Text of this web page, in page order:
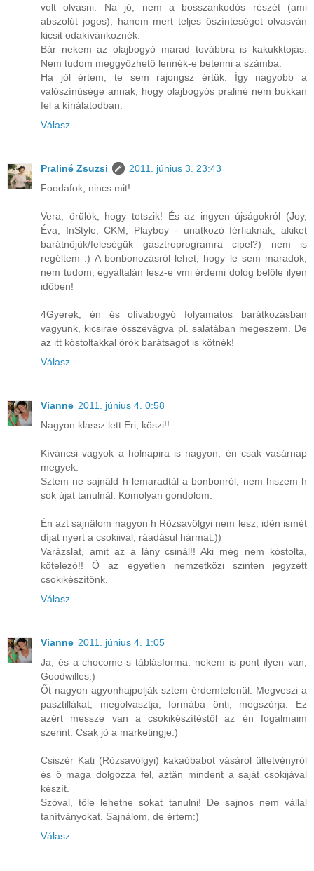
volt olvasni. Na jó, nem a bosszankodós részét (ami
abszolút jogos), hanem mert teljes őszínteséget olvasván
kicsit odakívánkoznék.
Bár nekem az olajbogyó marad továbbra is kakukktojás.
Nem tudom meggyőzhető lennék-e betenni a számba.
Ha jól értem, te sem rajongsz értük. Így nagyobb a
valószínűsége annak, hogy olajbogyós praliné nem bukkan
fel a kínálatodban.
Válasz
Praliné Zsuzsi
2011. június 3. 23:43
Foodafok, nincs mit!
Vera, örülök, hogy tetszik! És az ingyen újságokról (Joy,
Éva, InStyle, CKM, Playboy - unatkozó férfiaknak, akiket
barátnőjük/feleségük gasztroprogramra cipel?) nem is
regéltem :) A bonbonozásról lehet, hogy le sem maradok,
nem tudom, egyáltalán lesz-e vmi érdemi dolog belőle ilyen
időben!
4Gyerek, én és olívabogyó folyamatos barátkozásban
vagyunk, kicsirae összevágva pl. salátában megeszem. De
az itt kóstoltakkal örök barátságot is kötnék!
Válasz
Vianne 2011. június 4. 0:58
Nagyon klassz lett Eri, köszi!!
Kíváncsi vagyok a holnapira is nagyon, én csak vasárnap
megyek.
Sztem ne sajnâld h lemaradtàl a bonbonròl, nem hiszem h
sok újat tanulnàl. Komolyan gondolom.
Èn azt sajnâlom nagyon h Ròzsavölgyi nem lesz, idèn ismèt
díjat nyert a csokiival, ráadásul hàrmat:))
Varàzslat, amit az a làny csinàl!! Aki mèg nem kòstolta,
kötelező!! Ő az egyetlen nemzetközi szinten jegyzett
csokikészítőnk.
Válasz
Vianne 2011. június 4. 1:05
Ja, és a chocome-s tàblásforma: nekem is pont ilyen van,
Goodwilles:)
Őt nagyon agyonhajpoljàk sztem érdemtelenül. Megveszi a
pasztillàkat, megolvasztja, formàba önti, megszòrja. Ez
azért messze van a csokikészítèstől az èn fogalmaim
szerint. Csak jò a marketingje:)
Csiszèr Kati (Ròzsavölgyi) kakaòbabot vásárol ültetvènyről
és ő maga dolgozza fel, aztân mindent a sajàt csokijával
készìt.
Szòval, tőle lehetne sokat tanulni! De sajnos nem vàllal
tanítvànyokat. Sajnàlom, de értem:)
Válasz